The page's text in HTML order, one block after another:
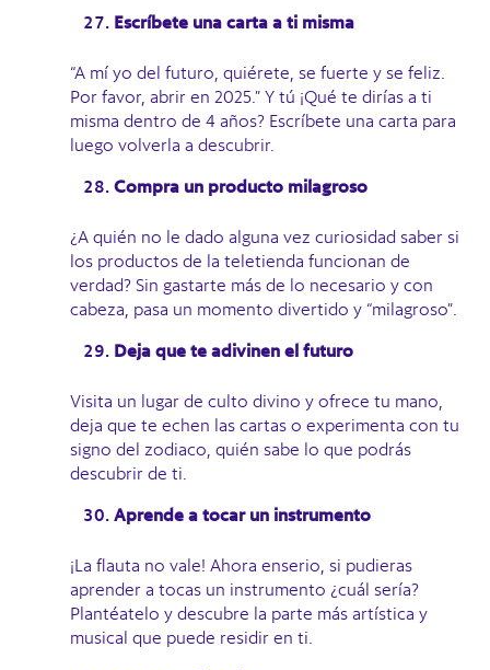
Escríbete una carta a ti misma
“A mí yo del futuro, quiérete, se fuerte y se feliz.
Por favor, abrir en 2025.” Y tú ¡Qué te dirías a ti
misma dentro de 4 años? Escríbete una carta para
luego volverla a descubrir.
Compra un producto milagroso
¿A quién no le dado alguna vez curiosidad saber si
los productos de la teletienda funcionan de
verdad? Sin gastarte más de lo necesario y con
cabeza, pasa un momento divertido y “milagroso”.
Deja que te adivinen el futuro
Visita un lugar de culto divino y ofrece tu mano,
deja que te echen las cartas o experimenta con tu
signo del zodiaco, quién sabe lo que podrás
descubrir de ti.
Aprende a tocar un instrumento
¡La flauta no vale! Ahora enserio, si pudieras
aprender a tocas un instrumento ¿cuál sería?
Plantéatelo y descubre la parte más artística y
musical que puede residir en ti.